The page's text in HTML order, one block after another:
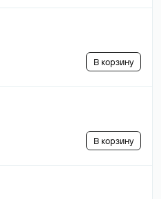
В корзину
В корзину